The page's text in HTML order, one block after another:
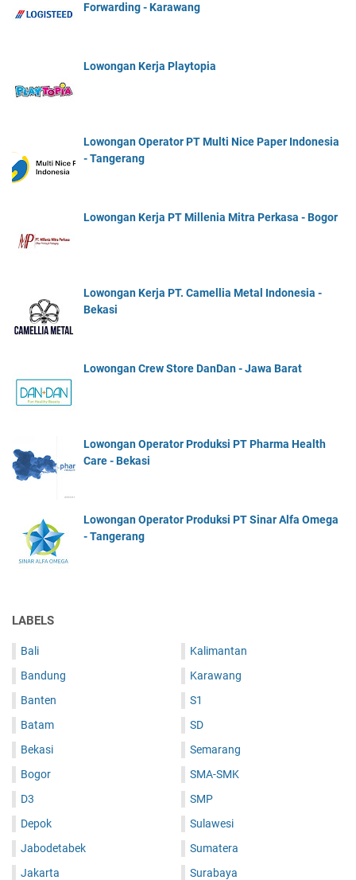
Forwarding - Karawang
Lowongan Kerja Playtopia
Lowongan Operator PT Multi Nice Paper Indonesia
- Tangerang
Lowongan Kerja PT Millenia Mitra Perkasa - Bogor
Lowongan Kerja PT. Camellia Metal Indonesia -
Bekasi
Lowongan Crew Store DanDan - Jawa Barat
Lowongan Operator Produksi PT Pharma Health
Care - Bekasi
Lowongan Operator Produksi PT Sinar Alfa Omega
- Tangerang
LABELS
Bali
Bandung
Banten
Batam
Bekasi
Bogor
D3
Depok
Jabodetabek
Jakarta
Kalimantan
Karawang
S1
SD
Semarang
SMA-SMK
SMP
Sulawesi
Sumatera
Surabaya